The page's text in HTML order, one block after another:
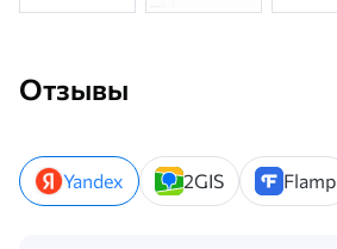
Отзывы
Yandex 2GIS Flamp